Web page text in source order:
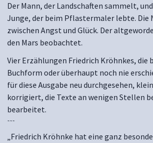
Der Mann, der Landschaften sammelt,
Junge, der beim Pflastermaler lebte. Die
zwischen Angst und Glück. Der
den Mars beobachtet.
Vier Erzählungen Friedrich Kröhnkes, die
Buchform oder überhaupt noch nie
für diese Ausgabe neu durchgesehen,
korrigiert, die Texte an wenigen Stellen
bearbeitet.
~~~
„Friedrich Kröhnke hat eine ganz